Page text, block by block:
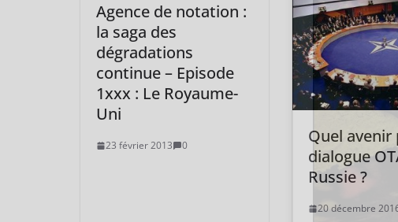
Agence de notation :
la saga des
dégradations
continue – Episode
1xxx : Le Royaume-
Uni
23 février 2013 0
Quel avenir
dialogue
Russie ?
20 décembre